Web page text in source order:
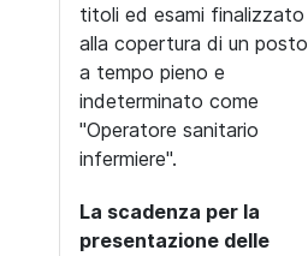
titoli ed esami finalizzato
alla copertura di un posto
a tempo pieno e
indeterminato come
"Operatore sanitario
infermiere".
La scadenza per la
presentazione delle